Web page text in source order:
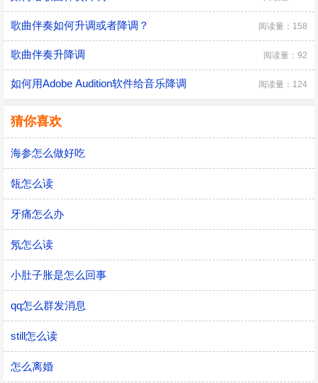
歌曲伴奏如何升调或者降调？ 阅读量：158
歌曲伴奏升降调 阅读量：92
如何用Adobe Audition软件给音乐降调 阅读量：124
猜你喜欢
海参怎么做好吃
瓴怎么读
牙痛怎么办
氖怎么读
小肚子胀是怎么回事
qq怎么群发消息
still怎么读
怎么离婚